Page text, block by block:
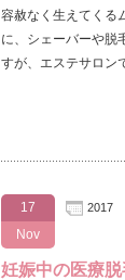
容赦なく生えてくる
に、シェーバーや脱
すが、エステサロン
17
Nov
2017
妊娠中の医療